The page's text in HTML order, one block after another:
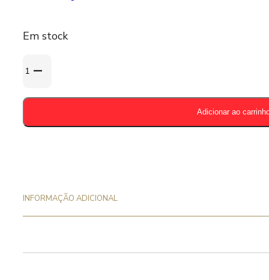
Em stock
de
Caricas
-
Adicionar ao
INFORMAÇÃO ADICIONAL